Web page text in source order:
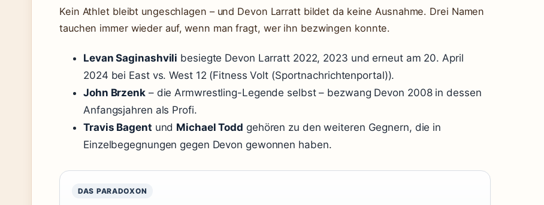
Kein Athlet bleibt ungeschlagen – und Devon Larratt bildet da keine Ausnahme. Drei Namen
tauchen immer wieder auf, wenn man fragt, wer ihn bezwingen konnte.
Levan Saginashvili besiegte Devon Larratt 2022, 2023 und erneut am 20. April
2024 bei East vs. West 12 (Fitness Volt (Sportnachrichtenportal)).
John Brzenk– die Armwrestling-Legende selbst – bezwang Devon 2008 in dessen
Anfangsjahren als Profi.
Travis Bagent und Michael Todd gehören zu den weiteren Gegnern, die in
Einzelbegegnungen gegen Devon gewonnen haben.
DAS PARADOXON